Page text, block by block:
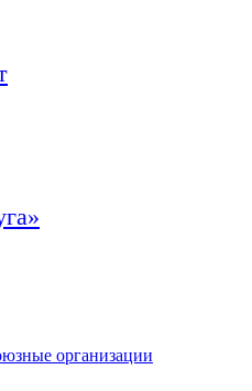
организации